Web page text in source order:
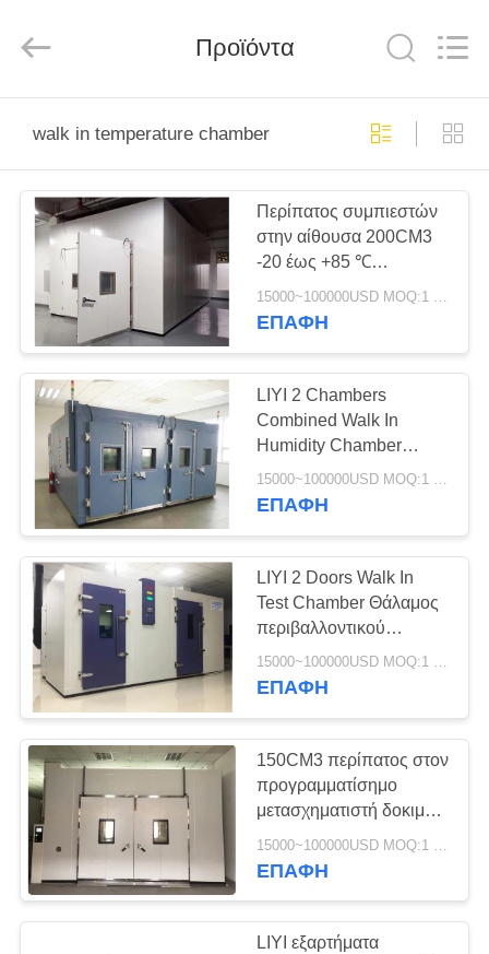
ΠΡΟΪΌΝΤΑ
ΠΕΡΊΠΟΥ
ΕΜΕΊΣ
ΓΎΡΟΣ
ΕΡΓΟΣΤΑΣΊΩΝ
ΠΟΙΟΤΙΚΌΣ
ΈΛΕΓΧΟΣ
ΜΑΣ
ΕΛΆΤΕ
ΣΕ
ΕΠΑΦΉ
ΜΕ
ΖΗΤΉΣΤΕ
ΈΝΑ
ΑΠΌΣΠΑΣΜΑ
SITEMAP
Co.,
Reserved.
Προϊόντα
walk in temperature chamber
Περίπατος συμπιεστών
στην αίθουσα 200CM3
-20 έως +85 ℃
θερμοκρασίας
15000~100000USD MOQ:1 σύνολο
ΕΠΑΦΉ
LIYI 2 Chambers
Combined Walk In
Humidity Chamber
Θάλαμος χαμηλής
θερμοκρασίας
15000~100000USD MOQ:1 σύνολο
ΕΠΑΦΉ
LIYI 2 Doors Walk In
Test Chamber Θάλαμος
περιβαλλοντικού
ελέγχου Λειτουργία
χωρίς παγετό
15000~100000USD MOQ:1 σύνολο
ΕΠΑΦΉ
150CM3 περίπατος στον
προγραμματίσημο
μετασχηματιστή δοκιμής
Drive μεγάλης
περιεκτικότητας
ΕΠΑΦΉ
LIYI εξαρτήματα